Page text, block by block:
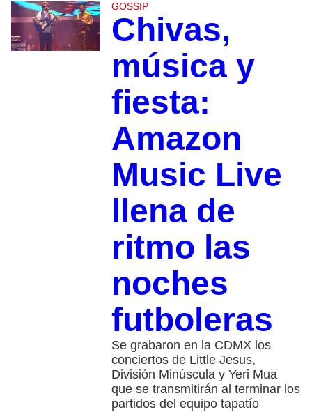
GOSSIP
Chivas,
música y
fiesta:
Amazon
Music Live
llena de
ritmo las
noches
futboleras
Se grabaron en la CDMX los
conciertos de Little Jesus,
División Minúscula y Yeri Mua
que se transmitirán al terminar los
partidos del equipo tapatío